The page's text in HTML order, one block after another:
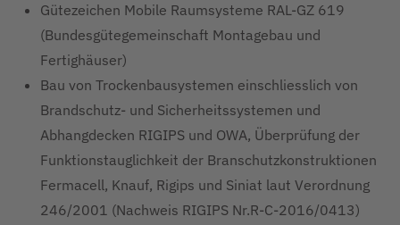
Gütezeichen Mobile Raumsysteme RAL-GZ 619
(Bundesgütegemeinschaft Montagebau und
Fertighäuser)
Bau von Trockenbausystemen einschliesslich von
Brandschutz- und Sicherheitssystemen und
Abhangdecken RIGIPS und OWA, Überprüfung der
Funktionstauglichkeit der Branschutzkonstruktionen
Fermacell, Knauf, Rigips und Siniat laut Verordnung
246/2001 (Nachweis RIGIPS Nr.R-C-2016/0413)